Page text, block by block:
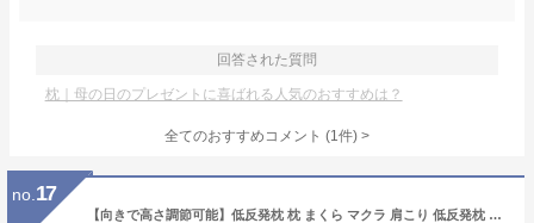
回答された質問
枕｜母の日のプレゼントに喜ばれる人気のおすすめは？
全てのおすすめコメント (1件) >
no. 17
【向きで高さ調節可能】低反発枕 枕 まくら マクラ 肩こり 低反発枕 枕カバー付き 安眠枕 快眠枕 健康まくら ストレートネック 頚椎 まくら 健康枕 低反発 横向き 頚椎安定 枕 肩こり 首こり 熟睡 新世代 低反発枕 父の日ギフト